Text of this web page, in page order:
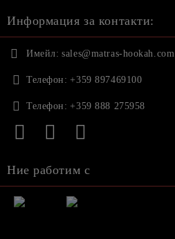
Информация за контакти:
Имейл: sales@matras-hookah.com
Телефон: +359 897469100
Телефон: +359 888 275958
Ние работим с